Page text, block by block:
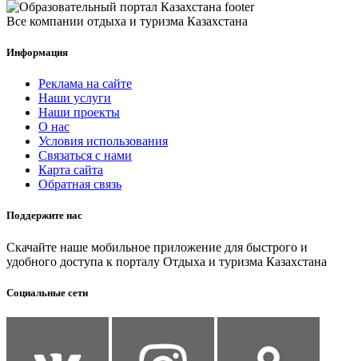
Все компании отдыха и туризма Казахстана
Информация
Реклама на сайте
Наши услуги
Наши проекты
О нас
Условия использования
Связаться с нами
Карта сайта
Обратная связь
Поддержите нас
Скачайте наше мобильное приложение для быстрого и
удобного доступа к порталу Отдыха и туризма Казахстана
Социальные сети